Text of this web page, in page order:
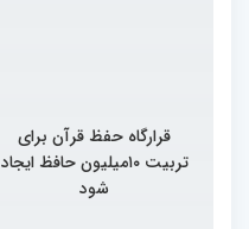
قرارگاه حفظ قرآن برای
تربیت ۱۰میلیون حافظ ایجاد
شود